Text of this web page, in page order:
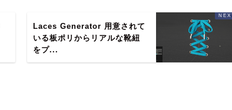
Laces Generator 用意されて
いる板ポリからリアルな靴紐
をプ...